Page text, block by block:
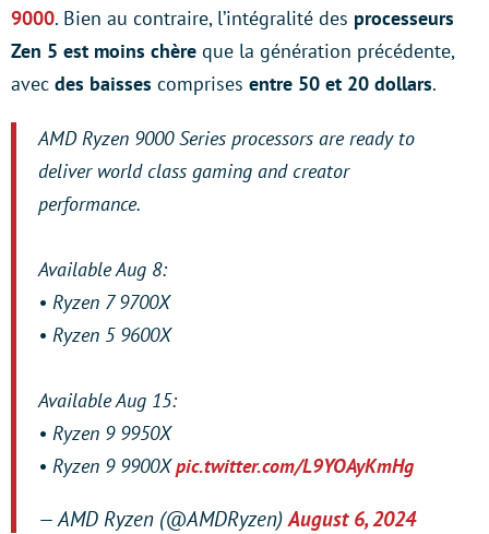
9000. Bien au contraire, l’intégralité des processeurs
Zen 5 est moins chère que la génération précédente,
avec des baisses comprises entre 50 et 20 dollars.
AMD Ryzen 9000 Series processors are ready to
deliver world class gaming and creator
performance.
Available Aug 8:
• Ryzen 7 9700X
• Ryzen 5 9600X
Available Aug 15:
• Ryzen 9 9950X
• Ryzen 9 9900Xpic.twitter.com/L9YOAyKmHg
— AMD Ryzen (@AMDRyzen)August 6, 2024